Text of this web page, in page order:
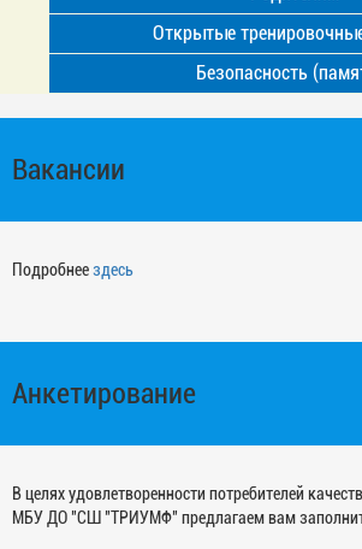
Открытые
Безопасность
Вакансии
Подробнеездесь
Анкетирование
В целях удовлетворенности потребителей
МБУ ДО "СШ "ТРИУМФ" предлагаем вам